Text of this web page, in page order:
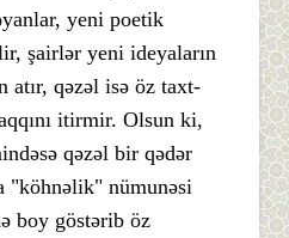
yeni poetik
şairlər yeni ideyaların
atır, qəzəl isə öz taxt-
itirmir. Olsun ki,
qəzəl bir qədər
"köhnəlik" nümunəsi
boy göstərib öz